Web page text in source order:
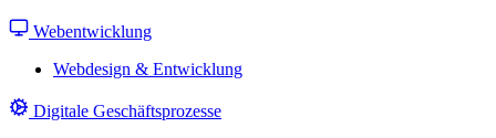
Webentwicklung
Webdesign & Entwicklung
Digitale Geschäftsprozesse